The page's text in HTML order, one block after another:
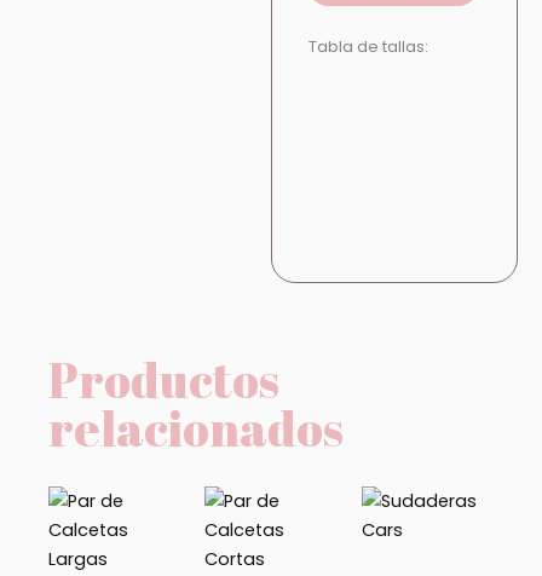
Tabla de tallas:
Productos
relacionados